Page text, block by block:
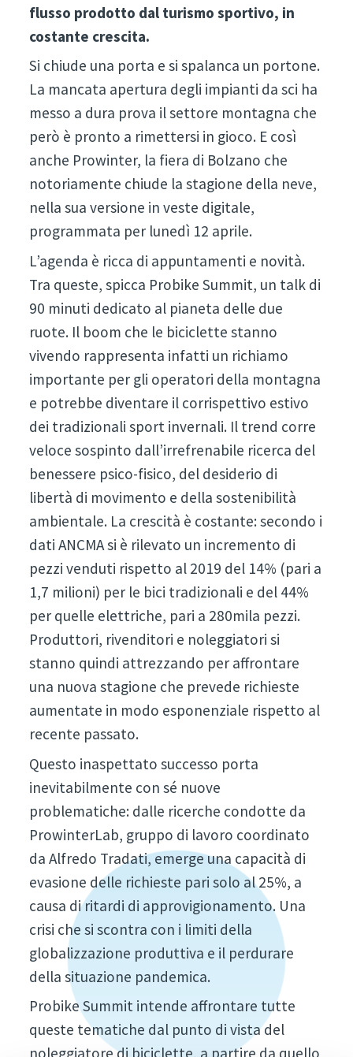
flusso prodotto dal turismo sportivo, in
costante crescita.
Si chiude una porta e si spalanca un portone.
La mancata apertura degli impianti da sci ha
messo a dura prova il settore montagna che
però è pronto a rimettersi in gioco. E così
anche Prowinter, la fiera di Bolzano che
notoriamente chiude la stagione della neve,
nella sua versione in veste digitale,
programmata per lunedì 12 aprile.
L’agenda è ricca di appuntamenti e novità.
Tra queste, spicca Probike Summit, un talk di
90 minuti dedicato al pianeta delle due
ruote. Il boom che le biciclette stanno
vivendo rappresenta infatti un richiamo
importante per gli operatori della montagna
e potrebbe diventare il corrispettivo estivo
dei tradizionali sport invernali. Il trend corre
veloce sospinto dall’irrefrenabile ricerca del
benessere psico-fisico, del desiderio di
libertà di movimento e della sostenibilità
ambientale. La crescità è costante: secondo i
dati ANCMA si è rilevato un incremento di
pezzi venduti rispetto al 2019 del 14% (pari a
1,7 milioni) per le bici tradizionali e del 44%
per quelle elettriche, pari a 280mila pezzi.
Produttori, rivenditori e noleggiatori si
stanno quindi attrezzando per affrontare
una nuova stagione che prevede richieste
aumentate in modo esponenziale rispetto al
recente passato.
Questo inaspettato successo porta
inevitabilmente con sé nuove
problematiche: dalle ricerche condotte da
ProwinterLab, gruppo di lavoro coordinato
da Alfredo Tradati, emerge una capacità di
evasione delle richieste pari solo al 25%, a
causa di ritardi di approvigionamento. Una
crisi che si scontra con i limiti della
globalizzazione produttiva e il perdurare
della situazione pandemica.
Probike Summit intende affrontare tutte
queste tematiche dal punto di vista del